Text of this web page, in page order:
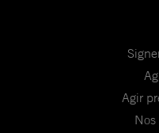
Agir